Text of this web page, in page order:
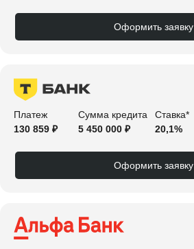
Оформить заявку
Платеж
130 859 ₽
Сумма кредита
5 450 000 ₽
Ставка*
20,1%
Оформить заявку